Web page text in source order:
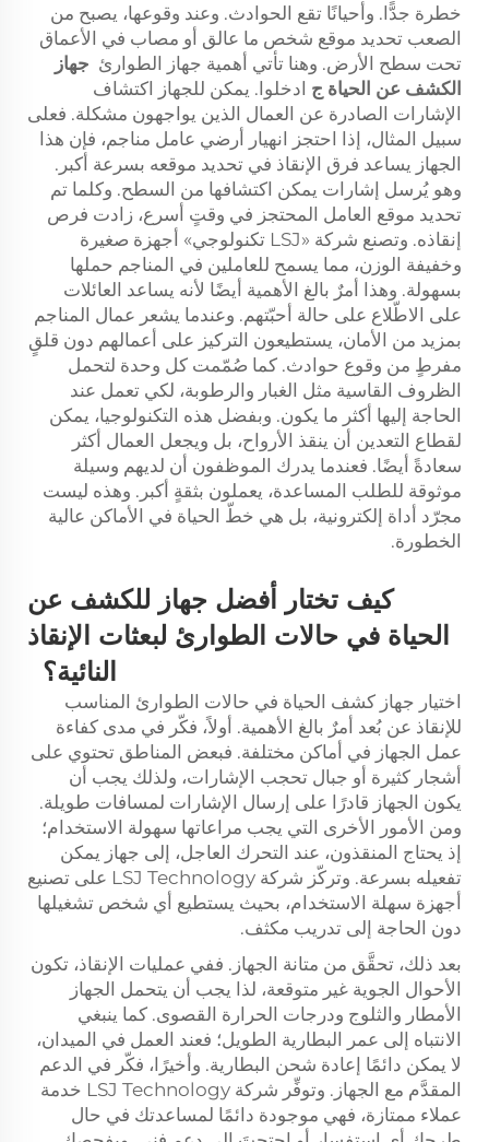
خطرة جدًّا. وأحيانًا تقع الحوادث. وعند وقوعها، يصبح من
الصعب تحديد موقع شخص ما عالق أو مصاب في الأعماق
تحت سطح الأرض. وهنا تأتي أهمية جهاز الطوارئ جهاز
الكشف عن الحياة ج ادخلوا. يمكن للجهاز اكتشاف
الإشارات الصادرة عن العمال الذين يواجهون مشكلة. فعلى
سبيل المثال، إذا احتجز انهيار أرضي عامل مناجم، فإن هذا
الجهاز يساعد فرق الإنقاذ في تحديد موقعه بسرعة أكبر.
وهو يُرسل إشارات يمكن اكتشافها من السطح. وكلما تم
تحديد موقع العامل المحتجز في وقتٍ أسرع، زادت فرص
إنقاذه. وتصنع شركة «LSJ تكنولوجي» أجهزة صغيرة
وخفيفة الوزن، مما يسمح للعاملين في المناجم حملها
بسهولة. وهذا أمرٌ بالغ الأهمية أيضًا لأنه يساعد العائلات
على الاطّلاع على حالة أحبّتهم. وعندما يشعر عمال المناجم
بمزيد من الأمان، يستطيعون التركيز على أعمالهم دون قلقٍ
مفرطٍ من وقوع حوادث. كما صُمّمت كل وحدة لتحمل
الظروف القاسية مثل الغبار والرطوبة، لكي تعمل عند
الحاجة إليها أكثر ما يكون. وبفضل هذه التكنولوجيا، يمكن
لقطاع التعدين أن ينقذ الأرواح، بل ويجعل العمال أكثر
سعادةً أيضًا. فعندما يدرك الموظفون أن لديهم وسيلة
موثوقة للطلب المساعدة، يعملون بثقةٍ أكبر. وهذه ليست
مجرّد أداة إلكترونية، بل هي خطّ الحياة في الأماكن عالية
الخطورة.
كيف تختار أفضل جهاز للكشف عن
الحياة في حالات الطوارئ لبعثات الإنقاذ
النائية؟
اختيار جهاز كشف الحياة في حالات الطوارئ المناسب
للإنقاذ عن بُعد أمرٌ بالغ الأهمية. أولاً، فكّر في مدى كفاءة
عمل الجهاز في أماكن مختلفة. فبعض المناطق تحتوي على
أشجار كثيرة أو جبال تحجب الإشارات، ولذلك يجب أن
يكون الجهاز قادرًا على إرسال الإشارات لمسافات طويلة.
ومن الأمور الأخرى التي يجب مراعاتها سهولة الاستخدام؛
إذ يحتاج المنقذون، عند التحرك العاجل، إلى جهاز يمكن
تفعيله بسرعة. وتركّز شركة LSJ Technology على تصنيع
أجهزة سهلة الاستخدام، بحيث يستطيع أي شخص تشغيلها
دون الحاجة إلى تدريب مكثف.
بعد ذلك، تحقَّق من متانة الجهاز. ففي عمليات الإنقاذ، تكون
الأحوال الجوية غير متوقعة، لذا يجب أن يتحمل الجهاز
الأمطار والثلوج ودرجات الحرارة القصوى. كما ينبغي
الانتباه إلى عمر البطارية الطويل؛ فعند العمل في الميدان،
لا يمكن دائمًا إعادة شحن البطارية. وأخيرًا، فكّر في الدعم
المقدَّم مع الجهاز. وتوفِّر شركة LSJ Technology خدمة
عملاء ممتازة، فهي موجودة دائمًا لمساعدتك في حال